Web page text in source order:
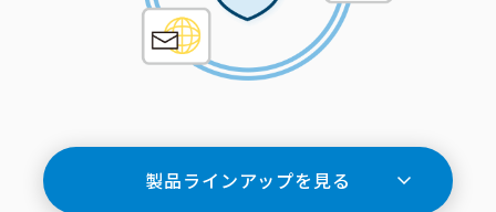
製品ラインアップを見る